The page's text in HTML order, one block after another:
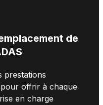
de
prestations
pour offrir à chaque
en charge